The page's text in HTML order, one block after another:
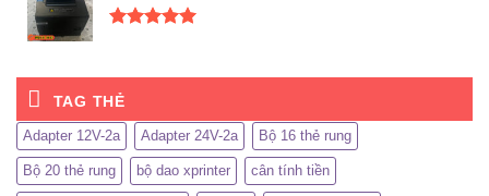
5 sao
TAG THẺ
Adapter 12V-2a Adapter 24V-2a Bộ 16 thẻ rung
Bộ 20 thẻ rung bộ dao xprinter cân tính tiền